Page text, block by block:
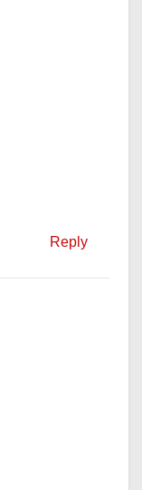
Reply